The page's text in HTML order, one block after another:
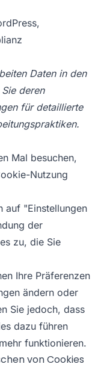
Daten in den
deren
für detaillierte
Mal besuchen,
Nutzung
auf "Einstellungen
der
zu, die Sie
Ihre Präferenzen
ändern oder
Sie jedoch, dass
dazu führen
funktionieren.
von Cookies